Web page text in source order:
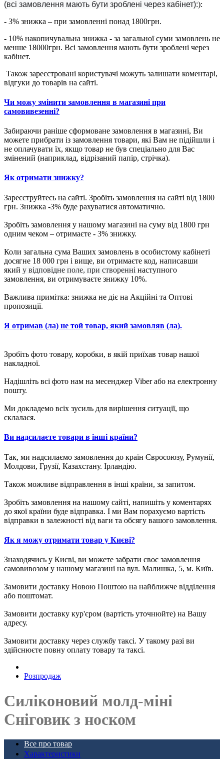
(всі замовлення мають бути зроблені через кабінет):):
- 3% знижка – при замовленні понад 1800грн.
- 10% накопичувальна знижка - за загальної суми замовлень не
менше 18000грн. Всі замовлення мають бути зроблені через
кабінет.
Також зареєстровані користувачі можуть залишати коментарі,
відгуки до товарів на сайті.
Чи можу змінити замовлення в магазині при
самовивезенні?
Забираючи раніше сформоване замовлення в магазині, Ви
можете прибрати із замовлення товари, які Вам не підійшли і
не оплачувати їх, якщо товар не був спеціально для Вас
змінений (наприклад, відрізаний папір, стрічка).
Як отримати знижку?
Зареєструйтесь на сайті. Зробіть замовлення на сайті від 1800
грн. Знижка -3% буде рахуватися автоматично.
Зробіть замовлення у нашому магазині на суму від 1800 грн
одним чеком – отримаєте - 3% знижку.
Коли загальна сума Ваших замовлень в особистому кабінеті
досягне 18 000 грн і вище, ви отримаєте код, написавши
який у відповідне поле, при створенні наступного
замовлення, ви отримуваєте знижку 10%.
Важлива примітка: знижка не діє на Акційні та Оптові
пропозиції.
Я отримав (ла) не той товар, який замовляв (ла).
Зробіть фото товару, коробки, в якій приїхав товар нашої
накладної.
Надішліть всі фото нам на месенджер Viber або на електронну
пошту.
Ми докладемо всіх зусиль для вирішення ситуації, що
склалася.
Ви надсилаєте товари в інші країни?
Так, ми надсилаємо замовлення до країн Євросоюзу, Румунії,
Молдови, Грузії, Казахстану. Ірландію.
Також можливе відправлення в інші країни, за запитом.
Зробіть замовлення на нашому сайті, напишіть у коментарях
до якої країни буде відправка. І ми Вам порахуємо вартість
відправки в залежності від ваги та обсягу вашого замовлення.
Як я можу отримати товар у Києві?
Знаходячись у Києві, ви можете забрати своє замовлення
самовивозом у нашому магазині на вул. Малишка, 5, м. Київ.
Замовити доставку Новою Поштою на найближче відділення
або поштомат.
Замовити доставку кур'єром (вартість уточнюйте) на Вашу
адресу.
Замовити доставку через службу таксі. У такому разі ви
здійснюєте повну оплату товару та таксі.
Розпродаж
Силіконовий молд-міні
Сніговик з носком
Все про товар
Характеристики